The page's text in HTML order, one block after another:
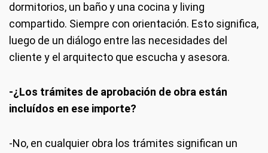
dormitorios, un baño y una cocina y living
compartido. Siempre con orientación. Esto significa,
luego de un diálogo entre las necesidades del
cliente y el arquitecto que escucha y asesora.
-¿Los trámites de aprobación de obra están
incluídos en ese importe?
-No, en cualquier obra los trámites significan un